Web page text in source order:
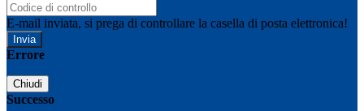
E-mail inviata, si prega di controllare la casella di posta elettronica!
Errore
Chiudi
Successo